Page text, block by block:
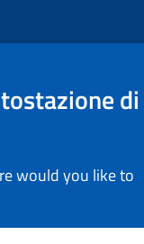
would you like to